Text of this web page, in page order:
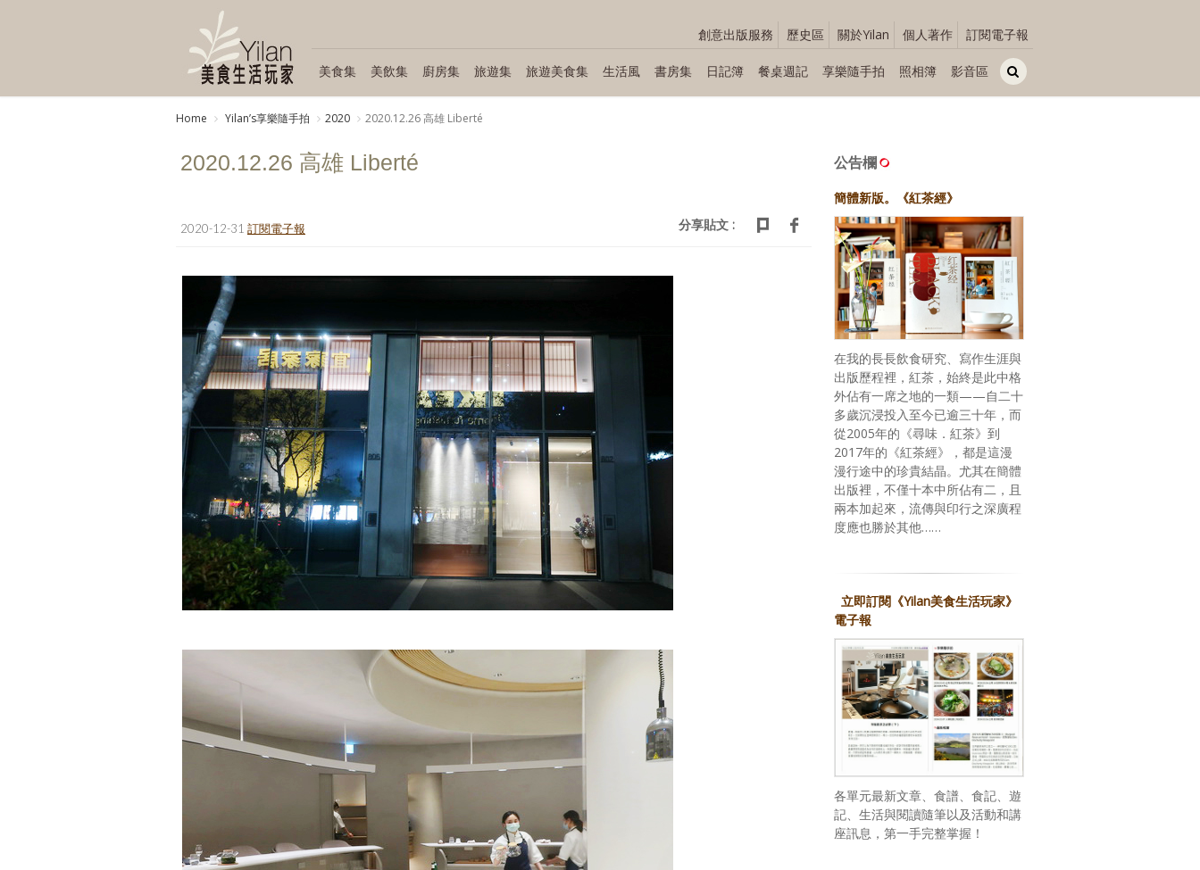
創意出版服務 歷史區 關於Yilan 個人著作 訂閱電子報
美食集 美飲集 廚房集 旅遊集 旅遊美食集 生活風 書房集 日記簿 餐桌週記 享樂隨手拍 照相簿 影音區
Home Yilanʼs享樂隨手拍 2020 2020.12.26 高雄 Liberté
2020.12.26 高雄 Liberté
2020-12-31 訂閱電子報 分享貼文 :
公告欄
簡體新版。《紅茶經》
在我的長長飲食研究、寫作生涯與
出版歷程裡，紅茶，始終是此中格
外佔有一席之地的一類——自二十
多歲沉浸投入至今已逾三十年，而
從2005年的《尋味．紅茶》到
2017年的《紅茶經》，都是這漫
漫行途中的珍貴結晶。尤其在簡體
出版裡，不僅十本中所佔有二，且
兩本加起來，流傳與印行之深廣程
度應也勝於其他……
立即訂閱《Yilan美食生活玩家》
電子報
各單元最新文章、食譜、食記、遊
記、生活與閱讀隨筆以及活動和講
座訊息，第一手完整掌握！